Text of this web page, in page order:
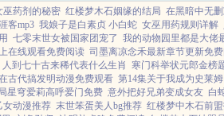
巫药剂的秘密 红楼梦木石姻缘的结局 在黑暗中无
客mp3 我娘子是白素贞 小白蛇 女巫用药规则详解
七零末世女被国家团宠了 我的动物园里都是大佬
在线观看免费阅读 司墨离凉念禾最新章节更新免
人到七十古来稀代表什么生肖 寒门科举状元郎金榜
古代搞发明动漫免费观看 第14集关于我成为史莱姆
星穹爱莉高呼爱门免费 意外把好兄弟变成女友 白
女动漫推荐 末世笨蛋美人bg推荐 红楼梦中木石前